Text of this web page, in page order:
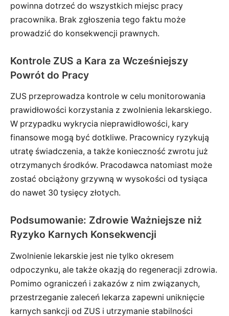
powinna dotrzeć do wszystkich miejsc pracy
pracownika. Brak zgłoszenia tego faktu może
prowadzić do konsekwencji prawnych.
Kontrole ZUS a Kara za Wcześniejszy
Powrót do Pracy
ZUS przeprowadza kontrole w celu monitorowania
prawidłowości korzystania z zwolnienia lekarskiego.
W przypadku wykrycia nieprawidłowości, kary
finansowe mogą być dotkliwe. Pracownicy ryzykują
utratę świadczenia, a także konieczność zwrotu już
otrzymanych środków. Pracodawca natomiast może
zostać obciążony grzywną w wysokości od tysiąca
do nawet 30 tysięcy złotych.
Podsumowanie: Zdrowie Ważniejsze niż
Ryzyko Karnych Konsekwencji
Zwolnienie lekarskie jest nie tylko okresem
odpoczynku, ale także okazją do regeneracji zdrowia.
Pomimo ograniczeń i zakazów z nim związanych,
przestrzeganie zaleceń lekarza zapewni uniknięcie
karnych sankcji od ZUS i utrzymanie stabilności